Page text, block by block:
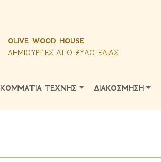
OLIVE WOOD HOUSE
ΔΗΜΙΟΥΡΓΙΕΣ ΑΠΟ ΞΥΛΟ ΕΛΙΑΣ
ΚΟΜΜΑΤΙΑ ΤΕΧΝΗΣ ΔΙΑΚΟΣΜΗΣΗ